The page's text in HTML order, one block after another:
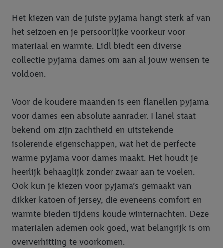
Het kiezen van de juiste pyjama hangt sterk af van
het seizoen en je persoonlijke voorkeur voor
materiaal en warmte. Lidl biedt een diverse
collectie pyjama dames om aan al jouw wensen te
voldoen.
Voor de koudere maanden is een flanellen pyjama
voor dames een absolute aanrader. Flanel staat
bekend om zijn zachtheid en uitstekende
isolerende eigenschappen, wat het de perfecte
warme pyjama voor dames maakt. Het houdt je
heerlijk behaaglijk zonder zwaar aan te voelen.
Ook kun je kiezen voor pyjama’s gemaakt van
dikker katoen of jersey, die eveneens comfort en
warmte bieden tijdens koude winternachten. Deze
materialen ademen ook goed, wat belangrijk is om
oververhitting te voorkomen.